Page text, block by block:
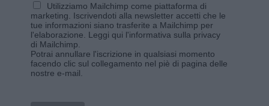
Utilizziamo Mailchimp come piattaforma di
marketing. Iscrivendoti alla newsletter accetti che le
tue informazioni siano trasferite a Mailchimp per
l'elaborazione. Leggi qui l'informativa sulla privacy
di Mailchimp
Potrai annullare l'iscrizione in qualsiasi momento
facendo clic sul collegamento nel piè di pagina delle
nostre e-mail.